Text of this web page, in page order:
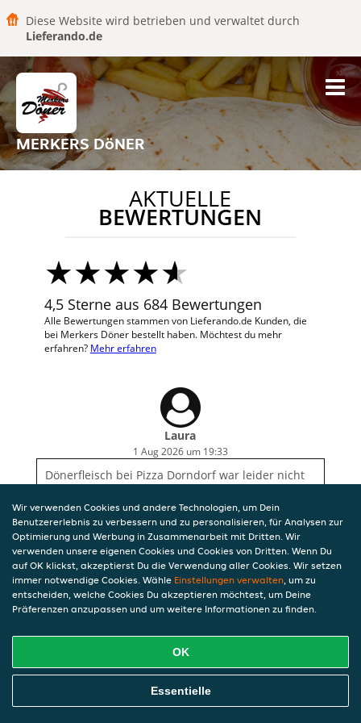
Diese Website wird betrieben und verwaltet durch
Lieferando.de
MERKERS DöNER
AKTUELLE
BEWERTUNGEN
4,5 Sterne aus 684 Bewertungen
Alle Bewertungen stammen von Lieferando.de Kunden, die
bei Merkers Döner bestellt haben. Möchtest du mehr
erfahren? Mehr erfahren
Laura
1 Aug 2026 um 19:33
Dönerfleisch bei Pizza Dorndorf war leider nicht
Wir verwenden Cookies und andere Technologien, um Dein
Benutzererlebnis zu verbessern und zu personalisieren, für Analysen zur
Optimierung und Werbung in Zusammenarbeit mit Dritten. Wir
verwenden unsere eigenen Cookies und Cookies von Dritten. Wenn Du
auf OK klickst, akzeptierst Du die Verwendung aller Cookies. Wir setzen
immer notwendige Cookies. Wähle Einstellungen verwalten, um zu
entscheiden, welche Cookies Du akzeptieren möchtest, um Deine
Präferenzen anzupassen und um weitere Informationen zu finden.
OK
Essentielle